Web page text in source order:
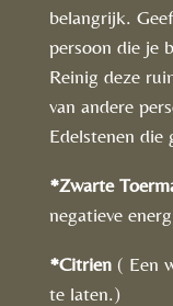
belangrijk.
persoon die je
Reinig deze
van andere
Edelstenen die
*Zwarte
negatieve
*Citrien( Een
te laten.)